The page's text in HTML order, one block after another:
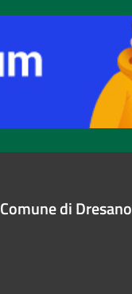
Comune di Dresano